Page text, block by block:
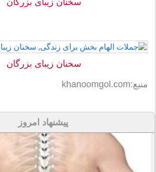
سخنان زیبای بزرگان
منبع:khanoomgol.com
پیشنهاد امروز